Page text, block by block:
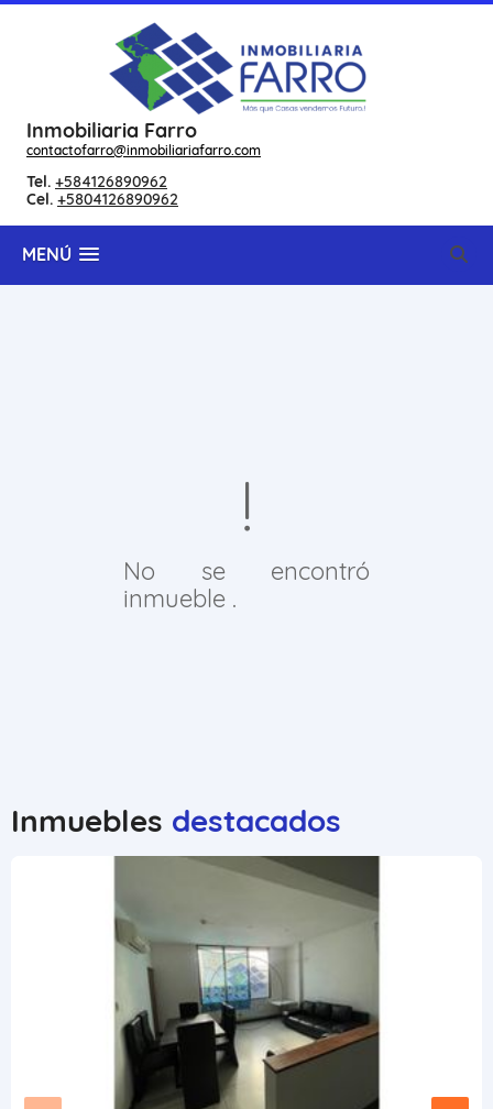
Inmobiliaria Farro
contactofarro@inmobiliariafarro.com
Tel. +584126890962
Cel. +5804126890962
MENÚ
No se encontró
inmueble .
Inmuebles destacados